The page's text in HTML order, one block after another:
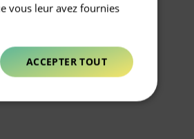
vous leur avez fournies
ACCEPTER TOUT